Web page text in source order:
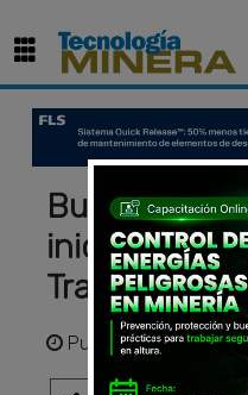
inicio de
Trapiche
Publicadohace 5